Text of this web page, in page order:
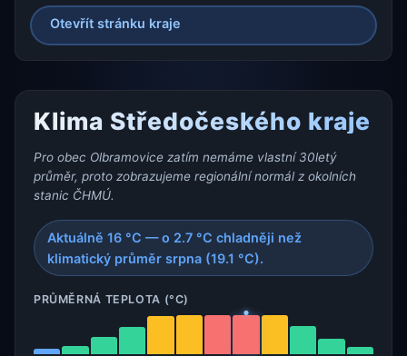
Otevřít stránku kraje
Klima Středočeského kraje
Pro obec Olbramovice zatím nemáme vlastní 30letý
průměr, proto zobrazujeme regionální normál z okolních
stanic ČHMÚ.
Aktuálně 16 °C — o 2.7 °C chladněji než
klimatický průměr srpna (19.1 °C).
PRŮMĚRNÁ TEPLOTA (°C)